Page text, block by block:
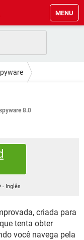
MENU
8.0
- Inglês
criada para
tenta obter
você navega pela